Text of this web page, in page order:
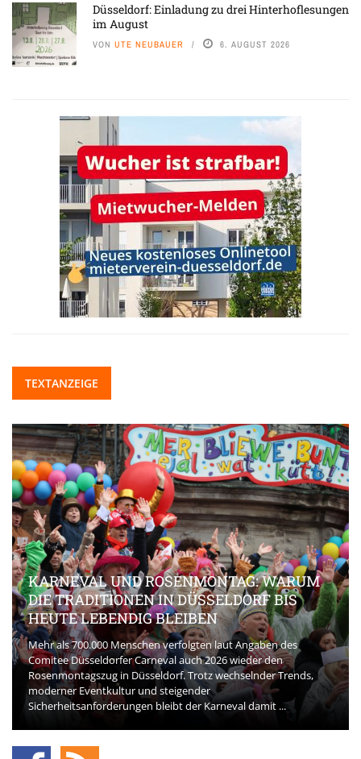
Düsseldorf: Einladung zu drei Hinterhoflesungen
im August
VON UTE NEUBAUER 6. AUGUST 2026
TEXTANZEIGE
KARNEVAL UND ROSENMONTAG: WARUM
DIE TRADITIONEN IN DÜSSELDORF BIS
HEUTE LEBENDIG BLEIBEN
Mehr als 700.000 Menschen verfolgten laut Angaben des
Comitee Düsseldorfer Carneval auch 2026 wieder den
Rosenmontagszug in Düsseldorf. Trotz wechselnder Trends,
moderner Eventkultur und steigender
Sicherheitsanforderungen bleibt der Karneval damit ...